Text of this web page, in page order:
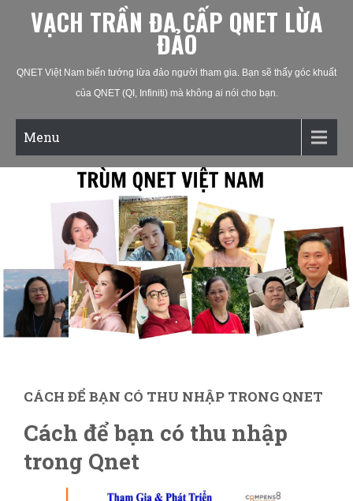
VẠCH TRẦN ĐA CẤP QNET LỪA
ĐẢO
QNET Việt Nam biến tướng lừa đảo người tham gia. Bạn sẽ thấy góc khuất
của QNET (QI, Infiniti) mà không ai nói cho bạn.
Menu
CÁCH ĐỂ BẠN CÓ THU NHẬP TRONG QNET
Cách để bạn có thu nhập
trong Qnet